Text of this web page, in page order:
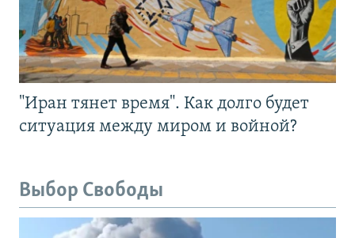
"Иран тянет время". Как долго будет
ситуация между миром и войной?
Выбор Свободы